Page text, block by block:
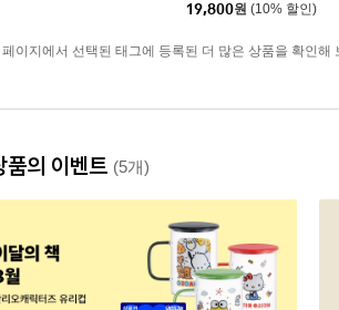
19,800원 (10% 할인)
페이지에서 선택된 태그에 등록된 더 많은 상품을 확인해
품의 이벤트 (5개)